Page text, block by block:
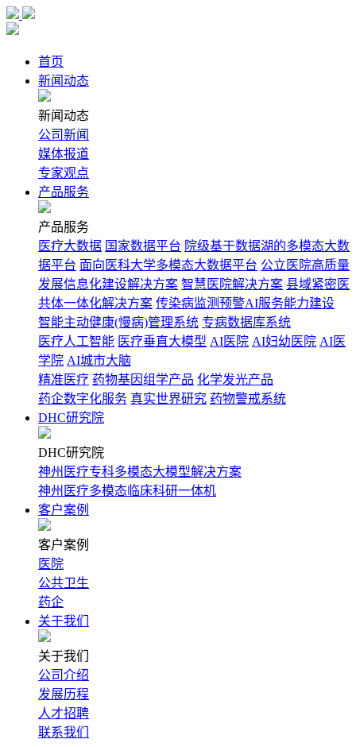
首页
新闻动态
新闻动态
公司新闻
媒体报道
专家观点
产品服务
产品服务
医疗大数据 国家数据平台 院级基于数据湖的多模态大数
据平台 面向医科大学多模态大数据平台 公立医院高质量
发展信息化建设解决方案 智慧医院解决方案 县域紧密医
共体一体化解决方案 传染病监测预警AI服务能力建设
智能主动健康(慢病)管理系统 专病数据库系统
医疗人工智能 医疗垂直大模型 AI医院 AI妇幼医院 AI医
学院 AI城市大脑
精准医疗 药物基因组学产品 化学发光产品
药企数字化服务 真实世界研究 药物警戒系统
DHC研究院
DHC研究院
神州医疗专科多模态大模型解决方案
神州医疗多模态临床科研一体机
客户案例
客户案例
医院
公共卫生
药企
关于我们
关于我们
公司介绍
发展历程
人才招聘
联系我们